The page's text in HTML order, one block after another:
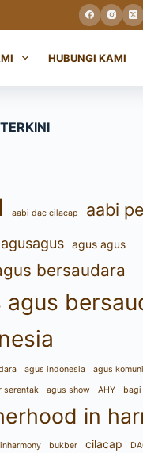
HUBUNGI KAMI
aabi dac cilacap aabi
agusagus agus agus
bersaudara
agus
agus indonesia
agus
serentak
agus show AHY
in
bukber cilacap